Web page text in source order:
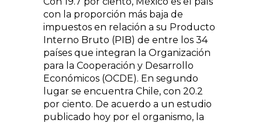
con la proporción más baja de
impuestos en relación a su Producto
Interno Bruto (PIB) de entre los 34
países que integran la Organización
para la Cooperación y Desarrollo
Económicos (OCDE). En segundo
lugar se encuentra Chile, con 20.2
por ciento. De acuerdo a un estudio
publicado hoy por el organismo, la